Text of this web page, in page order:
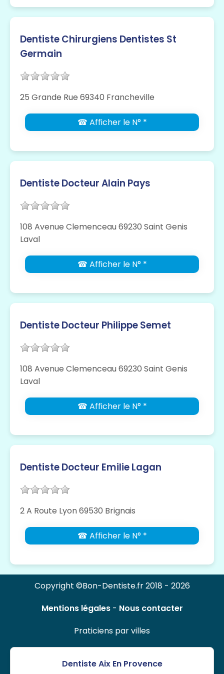
Dentiste Chirurgiens Dentistes St
Germain
25 Grande Rue 69340 Francheville
☎ Afficher le N° *
Dentiste Docteur Alain Pays
108 Avenue Clemenceau 69230 Saint Genis
Laval
☎ Afficher le N° *
Dentiste Docteur Philippe Semet
108 Avenue Clemenceau 69230 Saint Genis
Laval
☎ Afficher le N° *
Dentiste Docteur Emilie Lagan
2 A Route Lyon 69530 Brignais
☎ Afficher le N° *
Copyright ©Bon-Dentiste.fr 2018 - 2026
Mentions légales- Nous contacter
Praticiens par villes
Dentiste Aix En Provence